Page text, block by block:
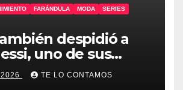
FARÁNDULA MODA
SERIES
despidió a
uno de sus
TE LO CONTAMOS